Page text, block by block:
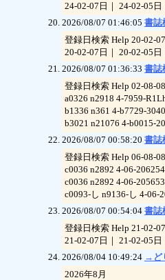
24-02-07日｜ 24-02-05日
2026/08/07 01:46:05 書誌
登録日検索 Help 20-02-
20-02-07日｜ 20-02-05日
2026/08/07 01:36:33 書誌
登録日検索 Help 02-08-
a0326 n2918 4-7959-
b1336 n361 4-b7729-
b3021 n21076 4-b0015-
2026/08/07 00:58:20 書誌
登録日検索 Help 06-08-
c0036 n2892 4-06-
c0036 n2892 4-06-
c0093-し n9136-し 4-06-
2026/08/07 00:54:04 書誌
登録日検索 Help 21-02-
21-02-07日｜ 21-02-05日
2026/08/04 10:49:24 →ど
2026年8月